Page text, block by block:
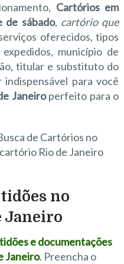
Cartórios em
de sábado, cartório que
oferecidos, tipos
município de
titular e substituto do
para você
Janeiroperfeito para o
de Cartórios no
Rio de Janeiro
no
Janeiro
e documentações
Janeiro. Preencha o